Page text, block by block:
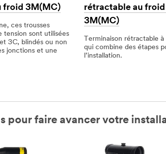
froid 3M(MC)
ces trousses
tension sont utilisées
3C, blindés ou non
jonctions et une
rétractable au
3M(MC)
Terminaison rétractable
qui combine des étapes
l’installation.
pour faire avancer votre